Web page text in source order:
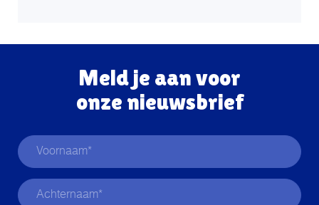
Meld je aan voor
onze nieuwsbrief